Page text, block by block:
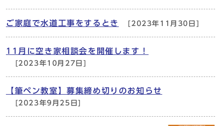
ご家庭で水道工事をするとき [2023年11月30日]
11月に空き家相談会を開催します！
[2023年10月27日]
【筆ペン教室】募集締め切りのお知らせ
[2023年9月25日]